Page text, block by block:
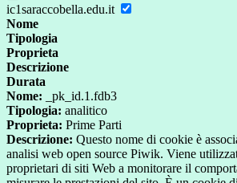
ic1saraccobella.edu.it
Nome
Tipologia
Proprieta
Descrizione
Durata
Nome: _pk_id.1.fdb3
Tipologia: analitico
Proprieta: Prime Parti
Descrizione: Questo nome di cookie è
analisi web open source Piwik. Viene
proprietari di siti Web a monitorare il